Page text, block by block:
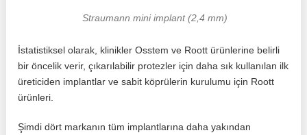
Straumann mini implant (2,4 mm)
İstatistiksel olarak, klinikler Osstem ve Roott ürünlerine belirli
bir öncelik verir, çıkarılabilir protezler için daha sık kullanılan ilk
üreticiden implantlar ve sabit köprülerin kurulumu için Roott
ürünleri.
Şimdi dört markanın tüm implantlarına daha yakından